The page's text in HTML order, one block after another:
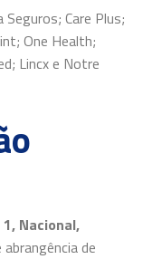
Seguros; Care Plus;
One Health;
Lincx e Notre
Nacional,
de